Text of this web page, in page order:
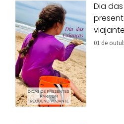
Dia
viajante
01 de